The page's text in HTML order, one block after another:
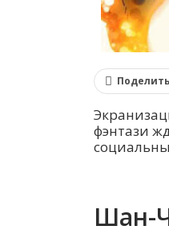
фэнтази
Шан-